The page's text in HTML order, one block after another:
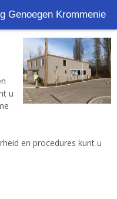
Genoegen Krommenie
u
en procedures kunt u